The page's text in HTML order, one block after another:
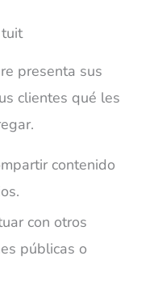
presenta sus
clientes qué les
contenido
con otros
públicas o